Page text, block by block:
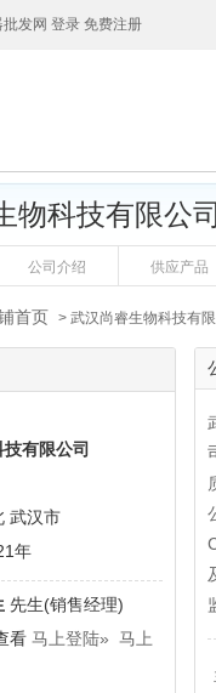
发网 登录 免费注册
物科技有限公司
公司介绍 供应产品
首页 > 武汉尚睿生物科技有限
有限公司
武汉市
年
先生(销售经理)
看 马上登陆» 马上